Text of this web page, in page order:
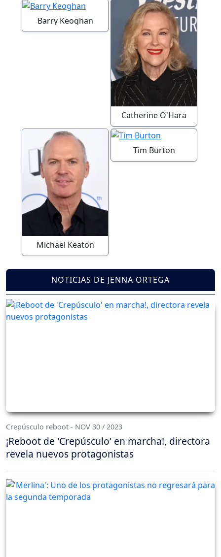
Barry Keoghan
Catherine O'Hara
Michael Keaton
Tim Burton
NOTICIAS DE JENNA ORTEGA
Crepúsculo reboot - NOV 30 / 2023
¡Reboot de 'Crepúsculo' en marcha!, directora
revela nuevos protagonistas